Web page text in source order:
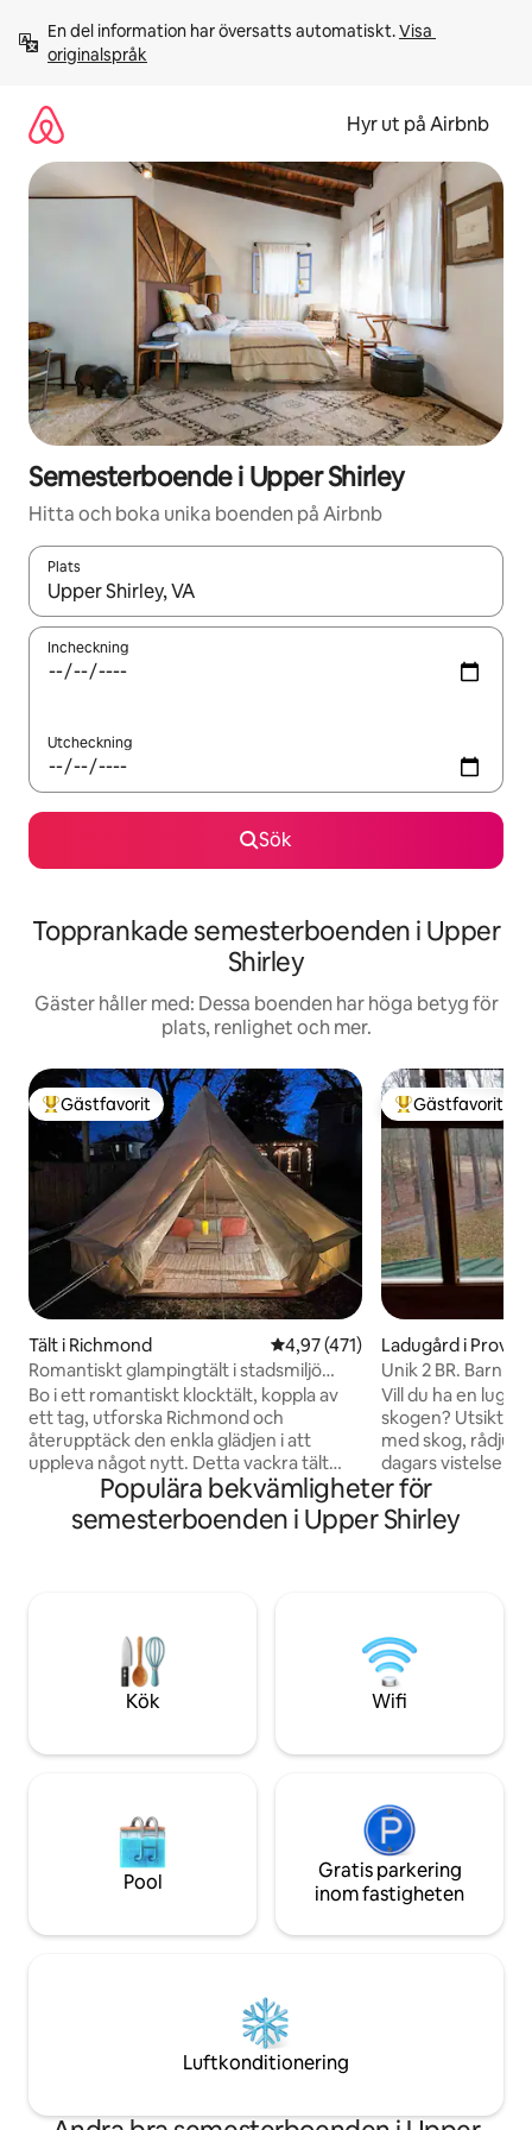
innehåll
En del information har översatts automatiskt. Visa
originalspråk
Hyr ut på Airbnb
Semesterboende i Upper Shirley
Hitta och boka unika boenden på Airbnb
Plats
När resultaten är tillgängliga kan du navigera med upp- och
Incheckning
Utcheckning
Sök
Topprankade semesterboenden i Upper
Shirley
Gäster håller med: Dessa boenden har höga betyg för
plats, renlighet och mer.
Populär gästfavorit
Gästfavorit
Tält i Richmond 4,97 av 5 i genomsnittligt
4,97 (471)
Romantiskt glampingtält i stadsmiljö
med luftkonditionering och bubbelpool
Bo i ett romantiskt klocktält, koppla av
ett tag, utforska Richmond och
återupptäck den enkla glädjen i att
uppleva något nytt. Detta vackra tält
med luftkonditionering ligger inbäddat i
ett lugnt område i hjärtat av Richmond
och erbjuder en oförglömlig
Slappna av i din privata bubbelpool, vid
lägerelden och i det avskärmade
paviljongen. Tält med luftkonditionering,
wifi och belysning. Enkel parkering.
Populär
Gästfavorit
Ladugård i
e
Unik 2 BR. Barn
Vill du ha en lugn
skogen? Utsikt
med skog, rådjur
dagars vistelse,
längre vistelser
lyxig lägenhet
tums Qled HDTV,
personer + barn
takfläktar *HDTV *ny dubbelsäng i
sovrummet *W/D *Låg städavgift *Se
våra 5-stjärniga
Populära bekvämligheter för
semesterboenden i Upper Shirley
Kök Wifi
Pool
Gratis parkering
inom fastigheten
Luftkonditionering